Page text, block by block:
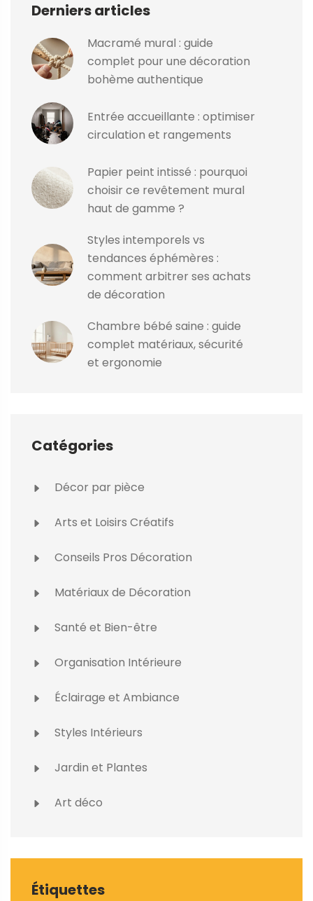
Derniers articles
Macramé mural : guide
complet pour une décoration
bohème authentique
Entrée accueillante : optimiser
circulation et rangements
Papier peint intissé : pourquoi
choisir ce revêtement mural
haut de gamme ?
Styles intemporels vs
tendances éphémères :
comment arbitrer ses achats
de décoration
Chambre bébé saine : guide
complet matériaux, sécurité
et ergonomie
Catégories
Décor par pièce
Arts et Loisirs Créatifs
Conseils Pros Décoration
Matériaux de Décoration
Santé et Bien-être
Organisation Intérieure
Éclairage et Ambiance
Styles Intérieurs
Jardin et Plantes
Art déco
Étiquettes